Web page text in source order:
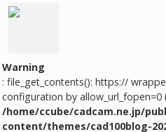
Warning
: file_get_contents(): https://
configuration by allow_url_fopen=0
/home/ccube/cadcam.ne.jp/
content/themes/cad100blog-